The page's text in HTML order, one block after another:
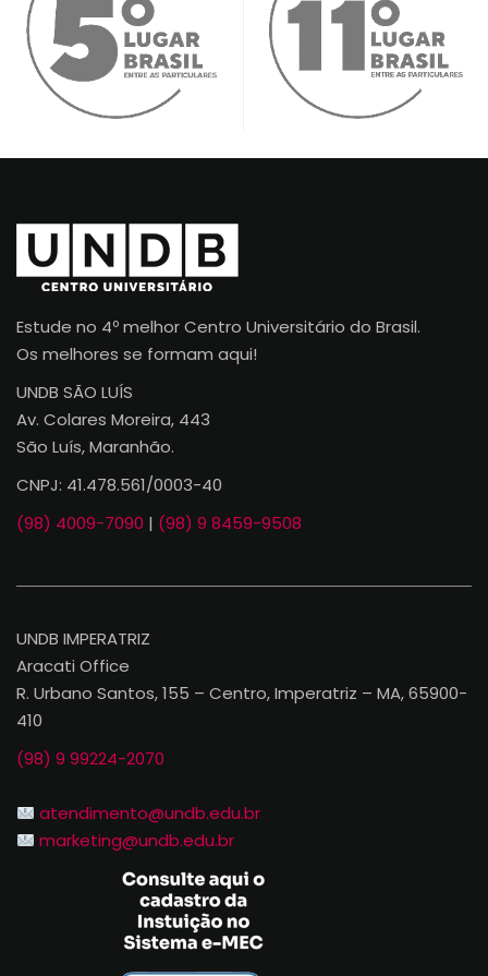
Estude no 4º melhor Centro Universitário do Brasil.
Os melhores se formam aqui!
UNDB SÃO LUÍS
Av. Colares Moreira, 443
São Luís, Maranhão.
CNPJ: 41.478.561/0003-40
(98) 4009-7090 | (98) 9 8459-9508
UNDB IMPERATRIZ
Aracati Office
R. Urbano Santos, 155 – Centro, Imperatriz – MA, 65900-
410
(98) 9 99224-2070
atendimento@undb.edu.br
marketing@undb.edu.br